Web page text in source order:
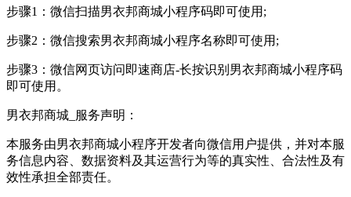
步骤1：微信扫描男衣邦商城小程序码即可使用;
步骤2：微信搜索男衣邦商城小程序名称即可使用;
步骤3：微信网页访问即速商店-长按识别男衣邦商城小程序码
即可使用。
男衣邦商城_服务声明：
本服务由男衣邦商城小程序开发者向微信用户提供，并对本服
务信息内容、数据资料及其运营行为等的真实性、合法性及有
效性承担全部责任。